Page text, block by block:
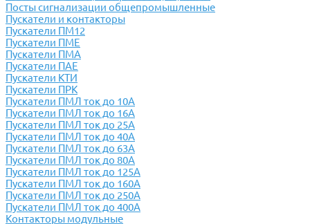
Посты сигнализации общепромышленные
Пускатели и контакторы
Пускатели ПМ12
Пускатели ПМЕ
Пускатели ПМА
Пускатели ПАЕ
Пускатели КТИ
Пускатели ПРК
Пускатели ПМЛ ток до 10А
Пускатели ПМЛ ток до 16А
Пускатели ПМЛ ток до 25А
Пускатели ПМЛ ток до 40А
Пускатели ПМЛ ток до 63А
Пускатели ПМЛ ток до 80А
Пускатели ПМЛ ток до 125А
Пускатели ПМЛ ток до 160А
Пускатели ПМЛ ток до 250А
Пускатели ПМЛ ток до 400А
Контакторы модульные